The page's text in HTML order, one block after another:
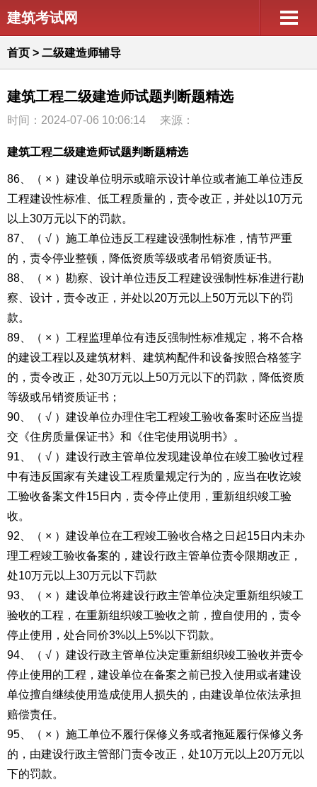
建筑考试网
首页 > 二级建造师辅导
建筑工程二级建造师试题判断题精选
时间：2024-07-06 10:06:14 来源：
建筑工程二级建造师试题判断题精选
86、（ × ）建设单位明示或暗示设计单位或者施工单位违反
工程建设性标准、低工程质量的，责令改正，并处以10万元
以上30万元以下的罚款。
87、（ √ ）施工单位违反工程建设强制性标准，情节严重
的，责令停业整顿，降低资质等级或者吊销资质证书。
88、（ × ）勘察、设计单位违反工程建设强制性标准进行勘
察、设计，责令改正，并处以20万元以上50万元以下的罚
款。
89、（ × ）工程监理单位有违反强制性标准规定，将不合格
的建设工程以及建筑材料、建筑构配件和设备按照合格签字
的，责令改正，处30万元以上50万元以下的罚款，降低资质
等级或吊销资质证书；
90、（ √ ）建设单位办理住宅工程竣工验收备案时还应当提
交《住房质量保证书》和《住宅使用说明书》。
91、（ √ ）建设行政主管单位发现建设单位在竣工验收过程
中有违反国家有关建设工程质量规定行为的，应当在收讫竣
工验收备案文件15日内，责令停止使用，重新组织竣工验
收。
92、（ × ）建设单位在工程竣工验收合格之日起15日内未办
理工程竣工验收备案的，建设行政主管单位责令限期改正，
处10万元以上30万元以下罚款
93、（ × ）建设单位将建设行政主管单位决定重新组织竣工
验收的工程，在重新组织竣工验收之前，擅自使用的，责令
停止使用，处合同价3%以上5%以下罚款。
94、（ √ ）建设行政主管单位决定重新组织竣工验收并责令
停止使用的工程，建设单位在备案之前已投入使用或者建设
单位擅自继续使用造成使用人损失的，由建设单位依法承担
赔偿责任。
95、（ × ）施工单位不履行保修义务或者拖延履行保修义务
的，由建设行政主管部门责令改正，处10万元以上20万元以
下的罚款。